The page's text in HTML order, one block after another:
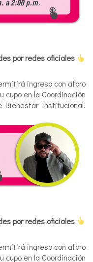
por redes oficiales
ingreso con aforo
cupo en la Coordinación
Bienestar Institucional.
por redes oficiales
ingreso con aforo
cupo en la Coordinación